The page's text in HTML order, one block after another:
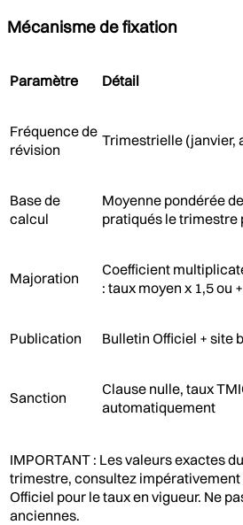
Mécanisme de fixation
Paramètre Détail
Fréquence de
révision
Trimestrielle (janvier,
Base de
calcul
Moyenne pondérée
pratiqués le trimestre
Majoration
Coefficient
: taux moyen x 1,5 ou
Publication Bulletin Officiel + site
Sanction
Clause nulle, taux
automatiquement
IMPORTANT : Les valeurs exactes
trimestre, consultez impérativement
Officiel pour le taux en vigueur. Ne
anciennes.